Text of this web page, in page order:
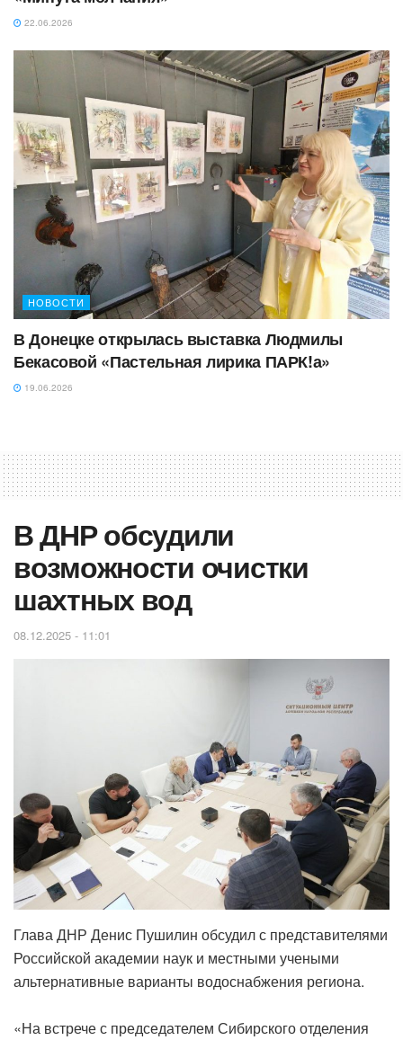
22.06.2026
НОВОСТИ
‎В Донецке открылась выставка Людмилы
Бекасовой «Пастельная лирика ПАРК!а»
19.06.2026
‎В ДНР обсудили
возможности очистки
шахтных вод
08.12.2025 - 11:01
‎Глава ДНР Денис Пушилин обсудил с представителями
Российской академии наук и местными учеными
альтернативные варианты водоснабжения региона.
‎«На встрече с председателем Сибирского отделения